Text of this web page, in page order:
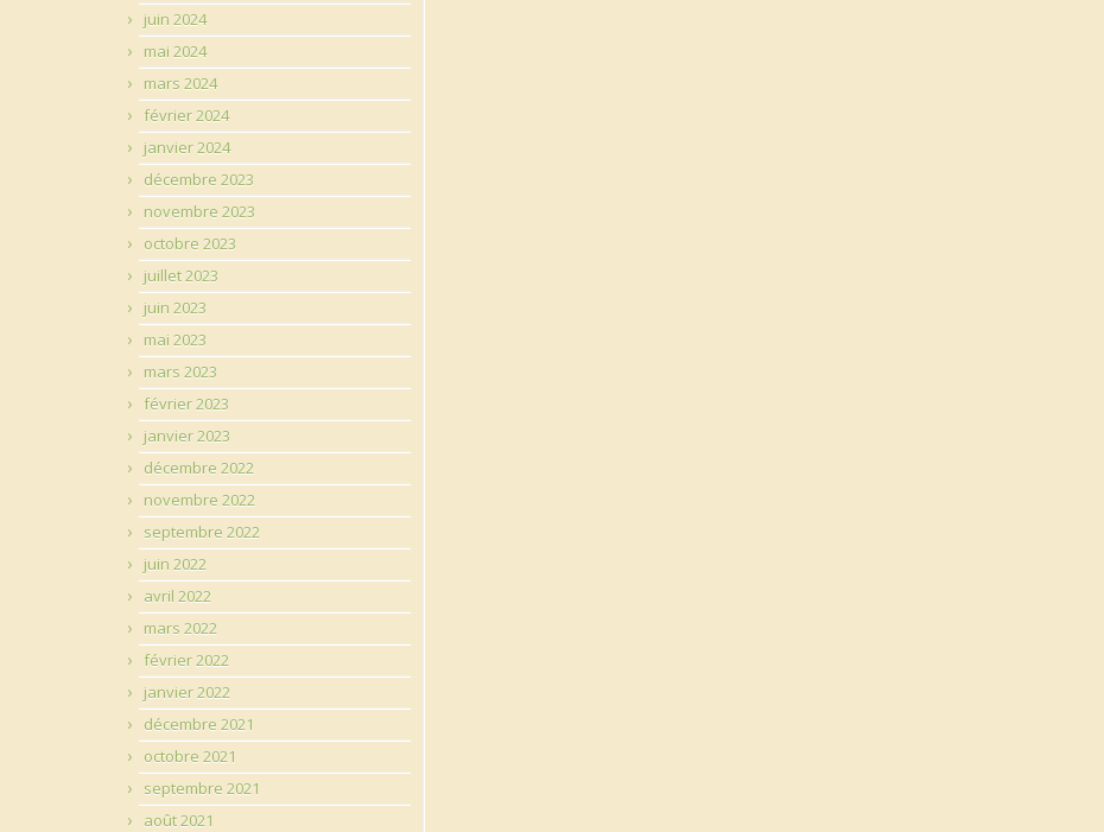
juin 2024
mai 2024
mars 2024
février 2024
janvier 2024
décembre 2023
novembre 2023
octobre 2023
juillet 2023
juin 2023
mai 2023
mars 2023
février 2023
janvier 2023
décembre 2022
novembre 2022
septembre 2022
juin 2022
avril 2022
mars 2022
février 2022
janvier 2022
décembre 2021
octobre 2021
septembre 2021
août 2021